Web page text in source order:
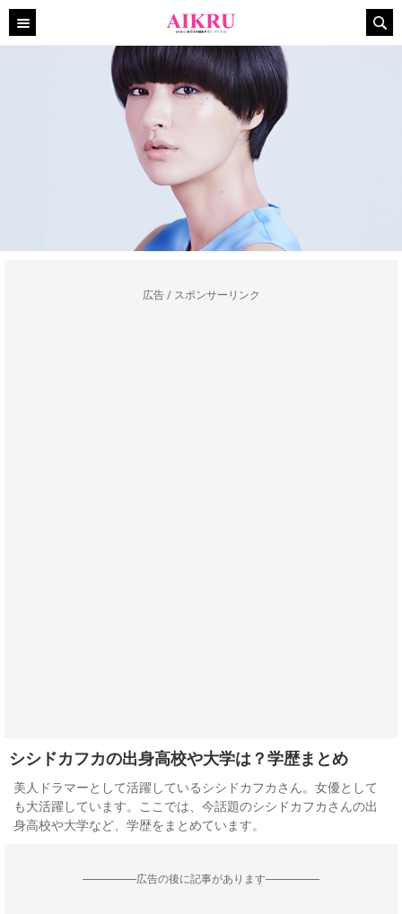
広告 / スポンサーリンク
シシドカフカの出身高校や大学は？学歴まとめ
美人ドラマーとして活躍しているシシドカフカさん。女優として
も大活躍しています。ここでは、今話題のシシドカフカさんの出
身高校や大学など、学歴をまとめています。
--------------------広告の後に記事があります--------------------